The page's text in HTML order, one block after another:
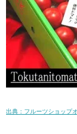
出典：フルーツショップ